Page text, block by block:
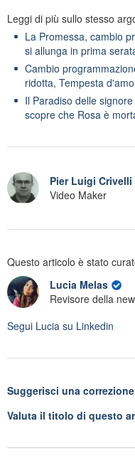
Leggi di più sullo stesso
La Promessa, cambio
si allunga in prima
Cambio
ridotta, Tempesta
Il Paradiso delle
scopre che Rosa è
Pier Luigi Crivelli
Video Maker
Questo articolo è stato
Lucia Melas
Revisore della
Segui Lucia su Linkedin
Suggerisci una correzione
Valuta il titolo di questo